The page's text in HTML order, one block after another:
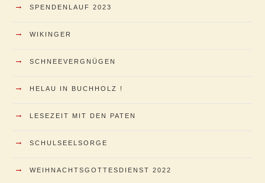
→ SPENDENLAUF 2023
→ WIKINGER
→ SCHNEEVERGNÜGEN
→ HELAU IN BUCHHOLZ !
→ LESEZEIT MIT DEN PATEN
→ SCHULSEELSORGE
→ WEIHNACHTSGOTTESDIENST 2022